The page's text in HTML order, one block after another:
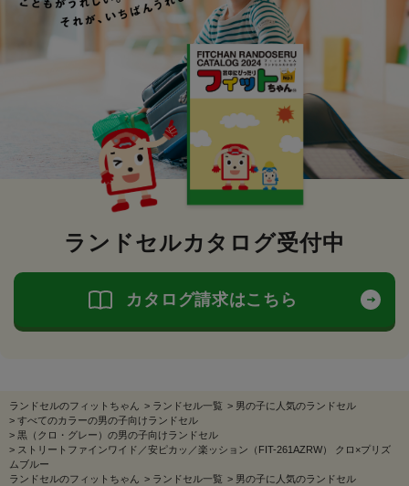
ランドセルカタログ受付中
カタログ請求はこちら
ランドセルのフィットちゃん > ランドセル一覧 > 男の子に人気のランドセル
> すべてのカラーの男の子向けランドセル
> 黒（クロ・グレー）の男の子向けランドセル
> ストリートファインワイド／安ピカッ／楽ッション（FIT-261AZRW） クロ×プリズ
ムブルー
ランドセルのフィットちゃん > ランドセル一覧 > 男の子に人気のランドセル